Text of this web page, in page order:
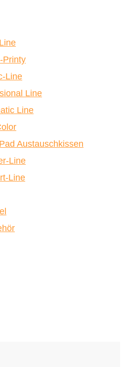
Printy
Line
Line
Line
Austauschkissen
Line
Line